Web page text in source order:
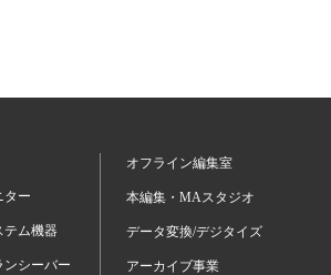
ター
テム機器
ンシーバー
オフライン編集室
本編集・MAスタジオ
データ変換/デジタイズ
アーカイブ事業